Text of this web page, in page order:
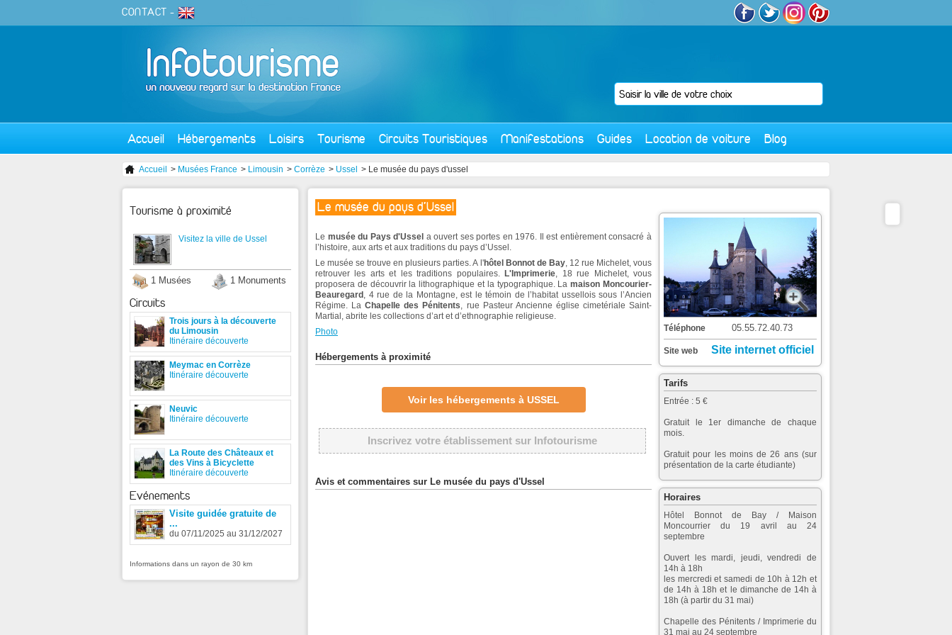
CONTACT -
Accueil Hébergements Loisirs Tourisme Circuits Touristiques Manifestations Guides Location de voiture Blog
Accueil > Musées France > Limousin > Corrèze > Ussel > Le musée du pays d'ussel
Le musée du pays d'Ussel
Le musée du Pays d'Ussel a ouvert ses portes en 1976. Il est entièrement consacré à
l’histoire, aux arts et aux traditions du pays d’Ussel.
Le musée se trouve en plusieurs parties. A l'hôtel Bonnot de Bay, 12 rue Michelet, vous
retrouver les arts et les traditions populaires. L'Imprimerie, 18 rue Michelet, vous
proposera de découvrir la lithographique et la typographique. Lamaison Moncourier-
Beauregard , 4 rue de la Montagne, est le témoin de l’habitat ussellois sous l’Ancien
Régime. LaChapelle des Pénitents, rue Pasteur Ancienne église cimetériale Saint-
Martial, abrite les collections d’art et d’ethnographie religieuse.
Photo
Hébergements à proximité
Voir les hébergements à USSEL
Inscrivez votre établissement sur Infotourisme
Avis et commentaires sur Le musée du pays d'Ussel
Téléphone 05.55.72.40.73
Site web Site internet officiel
Tarifs
Entrée : 5 €
Gratuit le 1er dimanche de chaque
mois.
Gratuit pour les moins de 26 ans (sur
présentation de la carte étudiante)
Horaires
Hôtel Bonnot de Bay / Maison
Moncourrier du 19 avril au 24
septembre
Ouvert les mardi, jeudi, vendredi de
14h à 18h
les mercredi et samedi de 10h à 12h et
de 14h à 18h et le dimanche de 14h à
18h (à partir du 31 mai)
Chapelle des Pénitents / Imprimerie du
31 mai au 24 septembre
Tourisme à proximité
Visitez la ville de Ussel
1 Musées 1 Monuments
Circuits
Trois jours à la découverte
du Limousin
Itinéraire découverte
Meymac en Corrèze
Itinéraire découverte
Neuvic
Itinéraire découverte
La Route des Châteaux et
des Vins à Bicyclette
Itinéraire découverte
Evénements
Visite guidée gratuite de
...
du 07/11/2025 au 31/12/2027
Informations dans un rayon de 30 km